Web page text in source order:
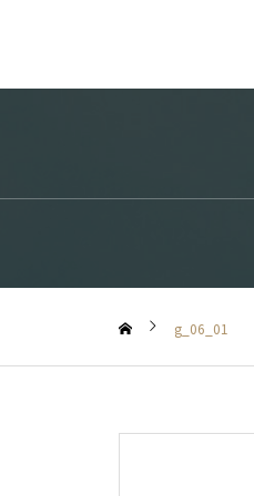
g_06_01